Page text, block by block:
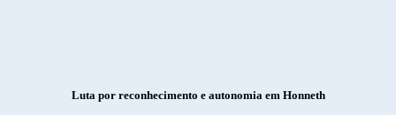
Luta por reconhecimento e autonomia em Honneth